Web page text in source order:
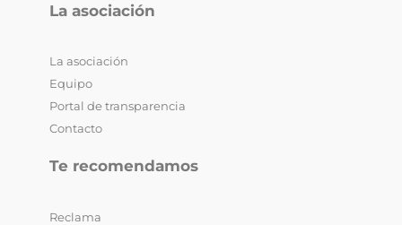
La asociación
La asociación
Equipo
Portal de transparencia
Contacto
Te recomendamos
Reclama